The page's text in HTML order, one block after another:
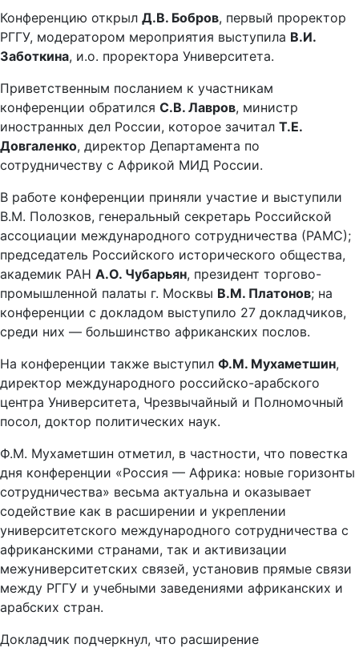
Конференцию открыл Д.В. Бобров, первый проректор
РГГУ, модератором мероприятия выступила В.И.
Заботкина, и.о. проректора Университета.
Приветственным посланием к участникам
конференции обратился С.В. Лавров, министр
иностранных дел России, которое зачитал Т.Е.
Довгаленко, директор Департамента по
сотрудничеству с Африкой МИД России.
В работе конференции приняли участие и выступили
В.М. Полозков, генеральный секретарь Российской
ассоциации международного сотрудничества (РАМС);
председатель Российского исторического общества,
академик РАН А.О. Чубарьян, президент торгово-
промышленной палаты г. Москвы В.М. Платонов; на
конференции с докладом выступило 27 докладчиков,
среди них — большинство африканских послов.
На конференции также выступил Ф.М. Мухаметшин,
директор международного российско-арабского
центра Университета, Чрезвычайный и Полномочный
посол, доктор политических наук.
Ф.М. Мухаметшин отметил, в частности, что повестка
дня конференции «Россия — Африка: новые горизонты
сотрудничества» весьма актуальна и оказывает
содействие как в расширении и укреплении
университетского международного сотрудничества с
африканскими странами, так и активизации
межуниверситетских связей, установив прямые связи
между РГГУ и учебными заведениями африканских и
арабских стран.
Докладчик подчеркнул, что расширение